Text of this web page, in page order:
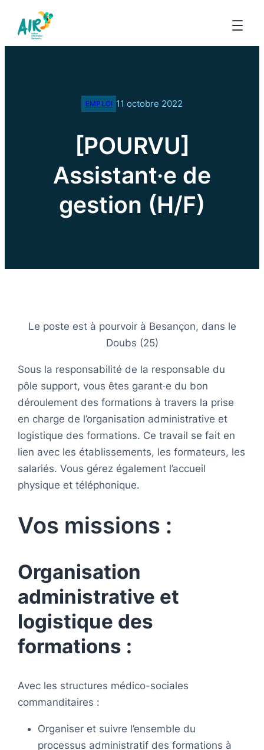
EMPLOI 11 octobre 2022
[POURVU]
Assistant·e de
gestion (H/F)
Le poste est à pourvoir à Besançon, dans le
Doubs (25)
Sous la responsabilité de la responsable du
pôle support, vous êtes garant·e du bon
déroulement des formations à travers la prise
en charge de l’organisation administrative et
logistique des formations. Ce travail se fait en
lien avec les établissements, les formateurs, les
salariés. Vous gérez également l’accueil
physique et téléphonique.
Vos missions :
Organisation
administrative et
logistique des
formations :
Avec les structures médico-sociales
commanditaires :
Organiser et suivre l’ensemble du
processus administratif des formations à